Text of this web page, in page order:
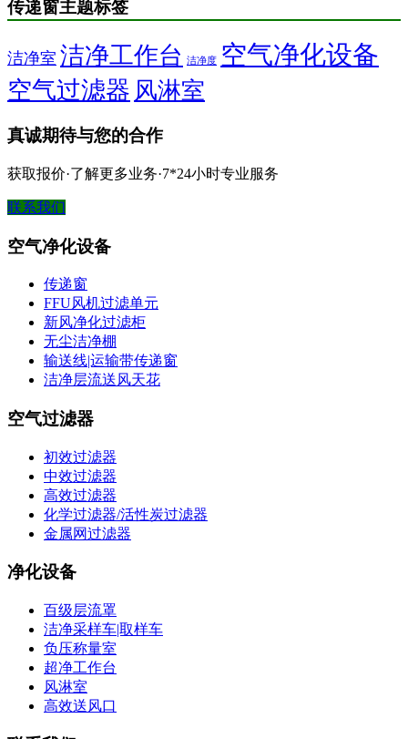
传递窗主题标签
洁净室 洁净工作台 洁净度 空气净化设备
空气过滤器 风淋室
真诚期待与您的合作
获取报价·了解更多业务·7*24小时专业服务
联系我们
空气净化设备
传递窗
FFU风机过滤单元
新风净化过滤柜
无尘洁净棚
输送线|运输带传递窗
洁净层流送风天花
空气过滤器
初效过滤器
中效过滤器
高效过滤器
化学过滤器/活性炭过滤器
金属网过滤器
净化设备
百级层流罩
洁净采样车|取样车
负压称量室
超净工作台
风淋室
高效送风口